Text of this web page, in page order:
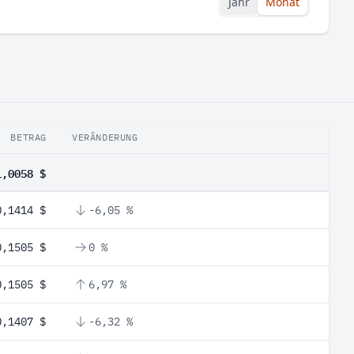
BETRAG VERÄNDERUNG
$
$ -6,05 %
$ 0 %
$ 6,97 %
$ -6,32 %